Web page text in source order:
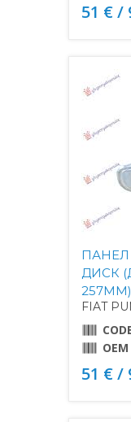
51 € /
ДИСК
FIAT
OEM
51 € /